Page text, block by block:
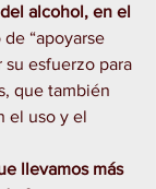
alcohol, en el
“apoyarse
esfuerzo para
que también
el uso y el
llevamos más